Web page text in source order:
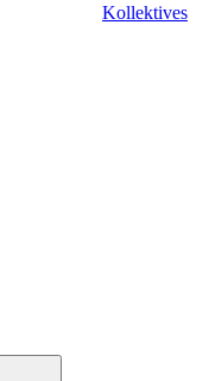
Kollektives